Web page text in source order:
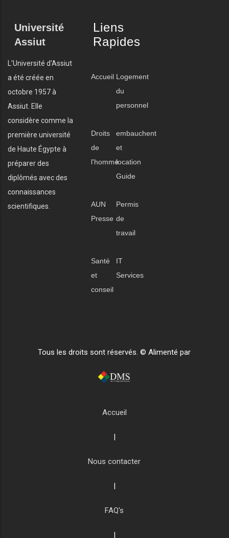
Université
Assiut
L'Université d'Assiut
a été créée en
octobre 1957 à
Assiut. Elle
considère comme la
première université
de Haute Égypte à
préparer des
diplômés avec des
connaissances
scientifiques.
Liens
Rapides
Accueil Logement
du
personnel
Droits
de
l'homme
embauchent
et
location
Guide
AUN
Presse
Permis
de
travail
Santé
et
conseil
IT
Services
Tous les droits sont réservés. © Alimenté par
Accueil
Nous contacter
FAQ's